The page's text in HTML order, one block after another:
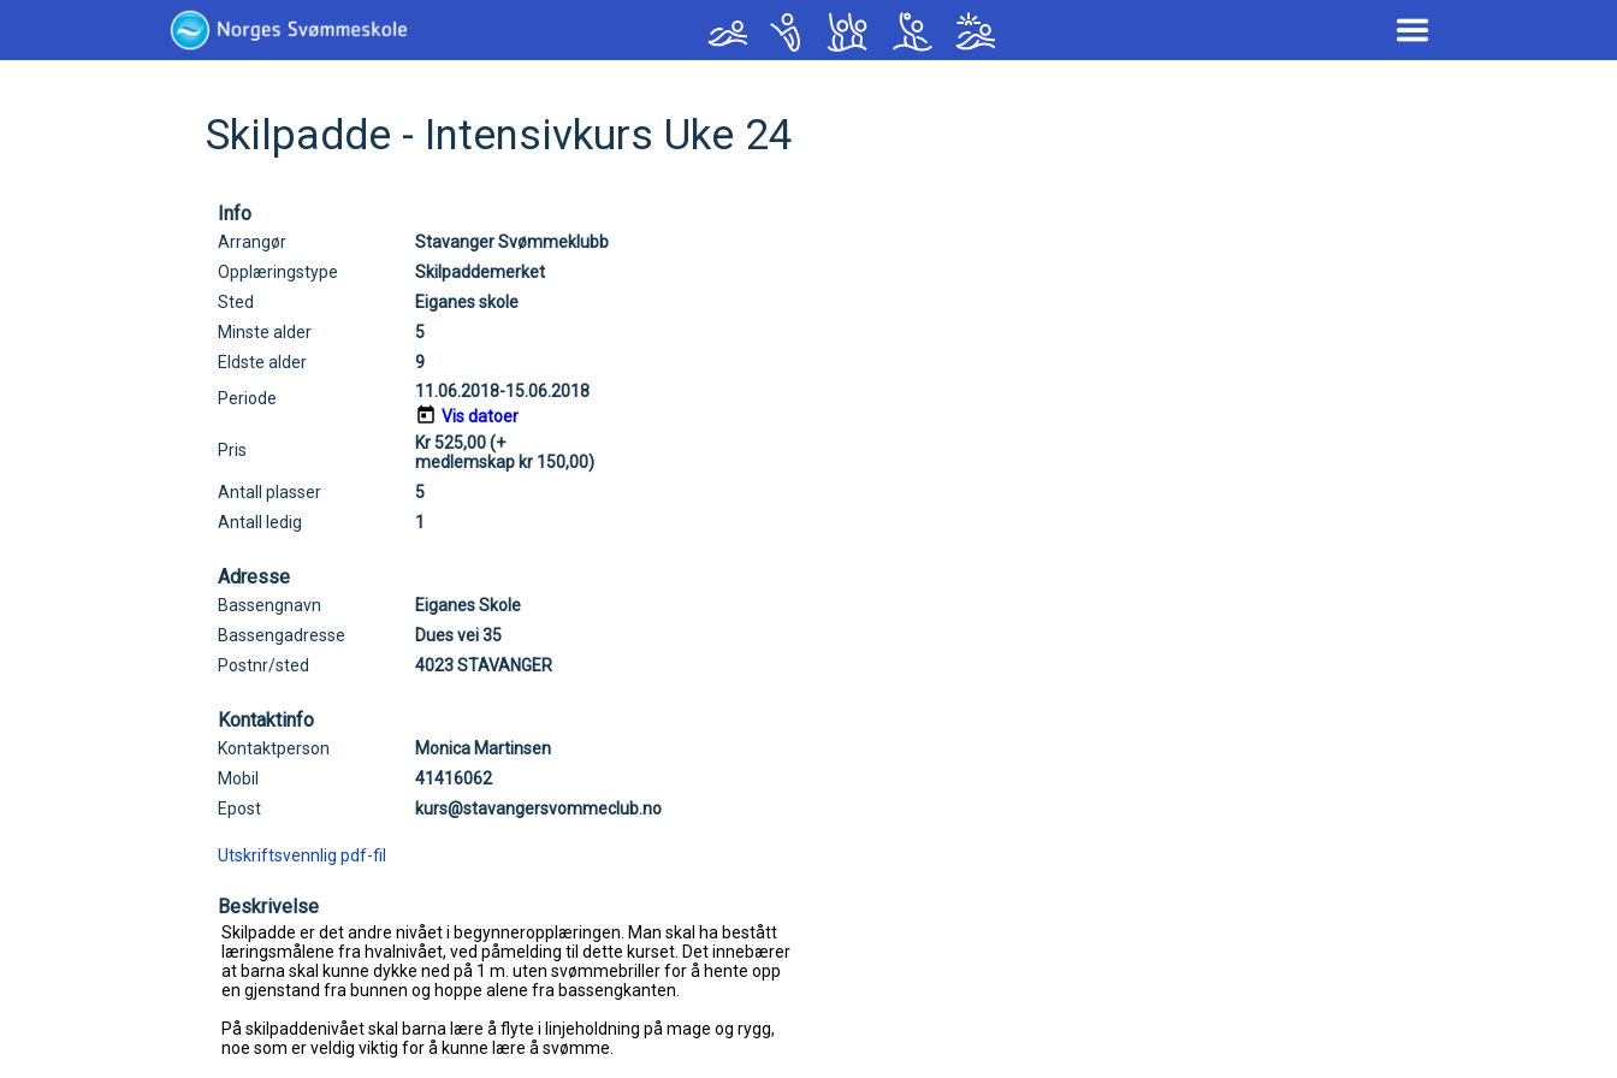
< !--Google tag(gtag.js)-- >
Skilpadde - Intensivkurs Uke 24
Info
Arrangør
Stavanger Svømmeklubb
Opplæringstype
Skilpaddemerket
Sted
Eiganes skole
Minste alder
5
Eldste alder
9
Periode
11.06.2018-15.06.2018
Vis datoer
Pris
Kr 525,00 (+
medlemskap kr 150,00)
Antall plasser
5
Antall ledig
1
Adresse
Bassengnavn
Eiganes Skole
Bassengadresse
Dues vei 35
Postnr/sted
4023 STAVANGER
Kontaktinfo
Kontaktperson
Monica Martinsen
Mobil
41416062
Epost
kurs@stavangersvommeclub.no
Utskriftsvennlig pdf-fil
Beskrivelse